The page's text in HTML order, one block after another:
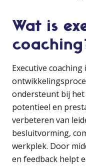
Wat is
Executive
ondersteunt bij het
potentieel en
verbeteren van
besluitvorming,
werkplek. Door
en feedback helpt